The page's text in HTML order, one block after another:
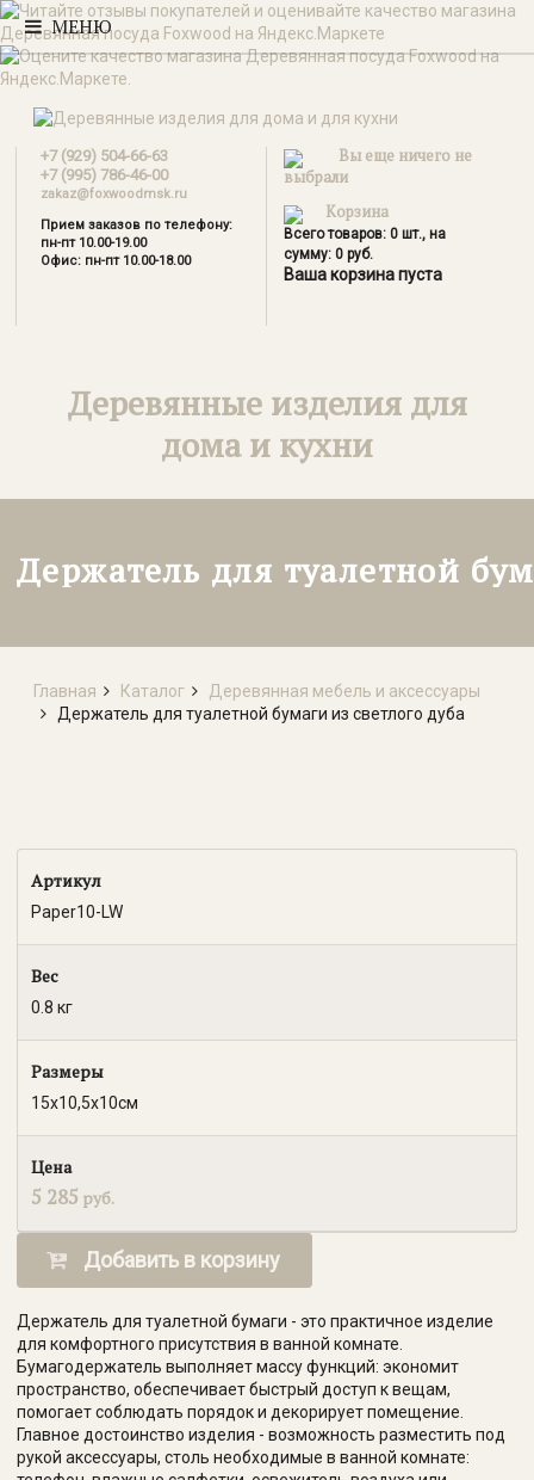
+7 (929) 504-66-63
+7 (995) 786-46-00
zakaz@foxwoodmsk.ru
Прием заказов по телефону:
пн-пт 10.00-19.00
Офис: пн-пт 10.00-18.00
Вы еще ничего не
выбрали
Корзина
Всего товаров: 0 шт., на
сумму: 0 руб.
Ваша корзина пуста
Деревянные изделия для
дома и кухни
МЕНЮ
Держатель для туалетной
Главная Каталог
Деревянная мебель и аксессуары
Держатель для туалетной бумаги из светлого дуба
Артикул
Paper10-LW
Вес
0.8 кг
Размеры
15х10,5х10см
Цена
5 285 руб.
Добавить в корзину
Держатель для туалетной бумаги - это практичное изделие
для комфортного присутствия в ванной комнате.
Бумагодержатель выполняет массу функций: экономит
пространство, обеспечивает быстрый доступ к вещам,
помогает соблюдать порядок и декорирует помещение.
Главное достоинство изделия - возможность разместить под
рукой аксессуары, столь необходимые в ванной комнате: